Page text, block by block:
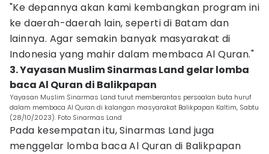
"Ke depannya akan kami kembangkan program ini
ke daerah-daerah lain, seperti di Batam dan
lainnya. Agar semakin banyak masyarakat di
Indonesia yang mahir dalam membaca Al Quran."
3. Yayasan Muslim Sinarmas Land gelar lomba
baca Al Quran di Balikpapan
Yayasan Muslim Sinarmas Land turut memberantas persoalan buta huruf
dalam membaca Al Quran di kalangan masyarakat Balikpapan Kaltim, Sabtu
(28/10/2023). Foto Sinarmas Land
Pada kesempatan itu, Sinarmas Land juga
menggelar lomba baca Al Quran di Balikpapan